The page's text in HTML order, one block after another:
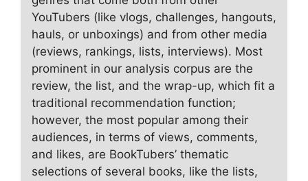
YouTubers (like vlogs, challenges, hangouts,
hauls, or unboxings) and from other media
(reviews, rankings, lists, interviews). Most
prominent in our analysis corpus are the
review, the list, and the wrap-up, which fit a
traditional recommendation function;
however, the most popular among their
audiences, in terms of views, comments,
and likes, are BookTubers’ thematic
selections of several books, like the lists,